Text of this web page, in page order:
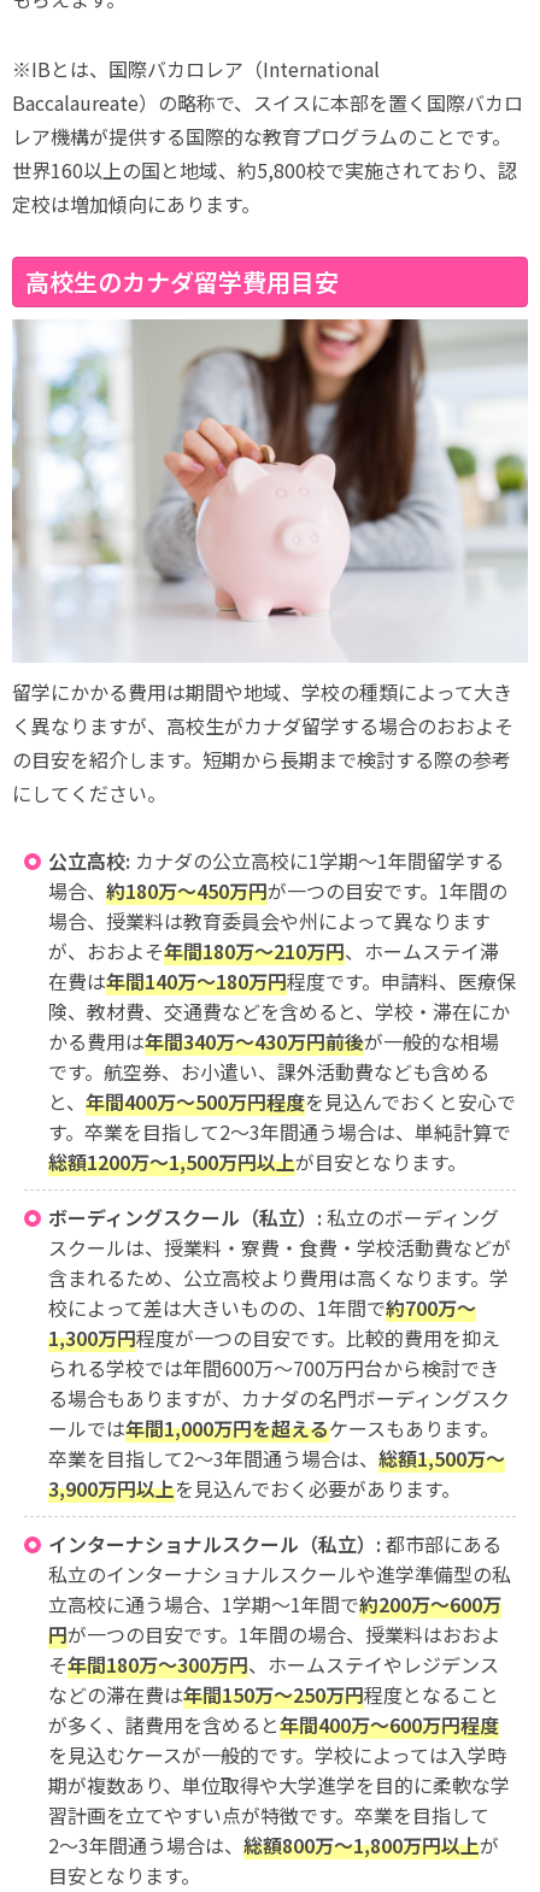
※IBとは、国際バカロレア（International
Baccalaureate）の略称で、スイスに本部を置く国際バカロ
レア機構が提供する国際的な教育プログラムのことです。
世界160以上の国と地域、約5,800校で実施されており、認
定校は増加傾向にあります。
高校生のカナダ留学費用目安
留学にかかる費用は期間や地域、学校の種類によって大き
く異なりますが、高校生がカナダ留学する場合のおおよそ
の目安を紹介します。短期から長期まで検討する際の参考
にしてください。
公立高校: カナダの公立高校に1学期〜1年間留学する
場合、 約180万〜450万円が一つの目安です。1年間の
場合、授業料は教育委員会や州によって異なります
が、おおよそ年間180万〜210万円、ホームステイ滞
在費は年間140万〜180万円程度です。申請料、医療保
険、教材費、交通費などを含めると、学校・滞在にか
かる費用は年間340万〜430万円前後が一般的な相場
です。航空券、お小遣い、課外活動費なども含める
と、 年間400万〜500万円程度を見込んでおくと安心で
す。卒業を目指して2〜3年間通う場合は、単純計算で
総額1200万〜1,500万円以上が目安となります。
ボーディングスクール（私立）: 私立のボーディング
スクールは、授業料・寮費・食費・学校活動費などが
含まれるため、公立高校より費用は高くなります。学
校によって差は大きいものの、1年間で約700万〜
1,300万円程度が一つの目安です。比較的費用を抑え
られる学校では年間600万〜700万円台から検討でき
る場合もありますが、カナダの名門ボーディングスク
ールでは年間1,000万円を超えるケースもあります。
卒業を目指して2〜3年間通う場合は、 総額1,500万〜
3,900万円以上を見込んでおく必要があります。
インターナショナルスクール（私立）: 都市部にある
私立のインターナショナルスクールや進学準備型の私
立高校に通う場合、1学期〜1年間で約200万〜600万
円が一つの目安です。1年間の場合、授業料はおおよ
そ年間180万〜300万円、ホームステイやレジデンス
などの滞在費は年間150万〜250万円程度となること
が多く、諸費用を含めると年間400万〜600万円程度
を見込むケースが一般的です。学校によっては入学時
期が複数あり、単位取得や大学進学を目的に柔軟な学
習計画を立てやすい点が特徴です。卒業を目指して
2〜3年間通う場合は、 総額800万〜1,800万円以上が
目安となります。